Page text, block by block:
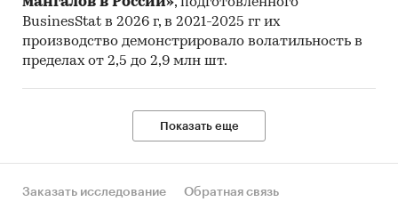
BusinesStat в 2026 г, в 2021-2025 гг их
производство демонстрировало волатильность в
пределах от 2,5 до 2,9 млн шт.
Показать еще
Заказать исследование
Обратная связь